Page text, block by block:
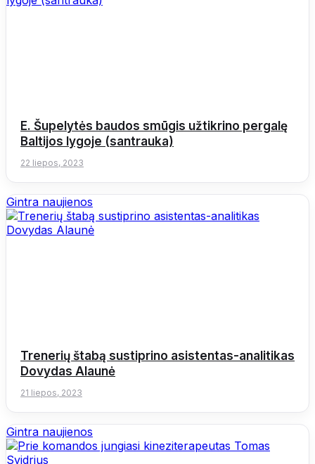
E. Šupelytės baudos smūgis užtikrino pergalę
Baltijos lygoje (santrauka)
22 liepos, 2023
Gintra naujienos
Trenerių štabą sustiprino asistentas-analitikas
Dovydas Alaunė
21 liepos, 2023
Gintra naujienos